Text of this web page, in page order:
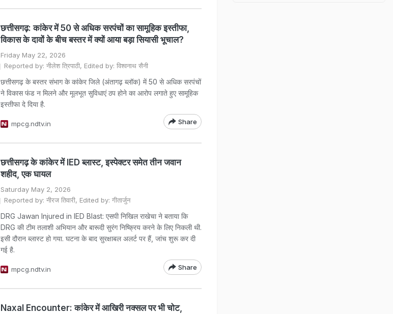
छत्तीसगढ़: कांकेर में 50 से अधिक सरपंचों का सामूहिक इस्तीफा,
विकास के दावों के बीच बस्तर में क्‍यों आया बड़ा सियासी भूचाल?
Friday May 22, 2026
Reported by: नीलेश त्रिपाठी, Edited by: विश्वनाथ सैनी
छत्तीसगढ़ के बस्तर संभाग के कांकेर जिले (अंतागढ़ ब्लॉक) में 50 से अधिक सरपंचों
ने विकास फंड न मिलने और मूलभूत सुविधाएं ठप होने का आरोप लगाते हुए सामूहिक
इस्तीफा दे दिया है.
mpcg.ndtv.in Share
छत्तीसगढ़ के कांकेर में IED ब्लास्ट, इस्पेक्टर समेत तीन जवान
शहीद, एक घायल
Saturday May 2, 2026
Reported by: नीरज तिवारी, Edited by: गीतार्जुन
DRG Jawan Injured in IED Blast: एसपी निखिल राखेचा ने बताया कि
DRG की टीम तलाशी अभियान और बारूदी सुरंग निष्क्रिय करने के लिए निकली थी.
इसी दौरान ब्लास्ट हो गया. घटना के बाद सुरक्षाबल अलर्ट पर हैं, जांच शुरू कर दी
गई है.
mpcg.ndtv.in Share
Naxal Encounter: कांकेर में आखिरी नक्सल पर भी चोट,